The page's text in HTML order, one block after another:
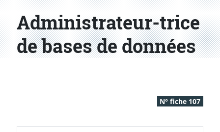
Administrateur-trice
de bases de données
N° fiche 107